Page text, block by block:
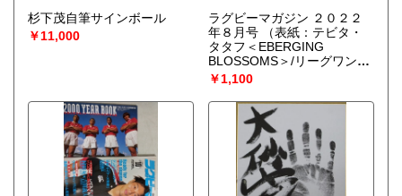
杉下茂自筆サインボール
￥11,000
ラグビーマガジン ２０２２
年８月号
（表紙：テビタ・
タタフ＜EBERGING
BLOSSOMS＞/リーグワン初
代王者は埼玉パナソニックワ
イルドナイツ！）
￥1,100